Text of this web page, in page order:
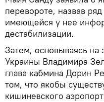
перевороте, назвав
имеющейся у нее
дестабилизации.
Затем, основываясь на
Украины Владимира
глава кабмина Дорин
том, что якобы
кишиневского